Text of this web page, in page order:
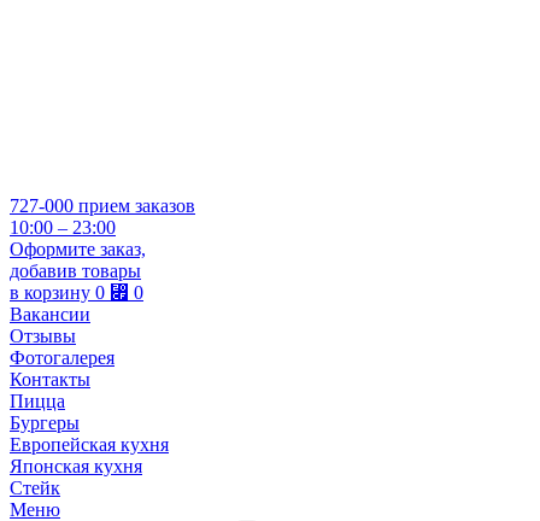
727-000 прием заказов
10:00 – 23:00
Оформите заказ,
добавив товары
в корзину 0 ⃏ 0
Вакансии
Отзывы
Фотогалерея
Контакты
Пицца
Бургеры
Европейская кухня
Японская кухня
Стейк
Меню